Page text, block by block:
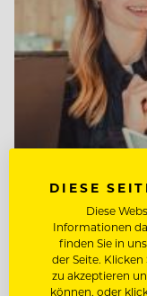
TOP
Tirol
DIESE
Diese
Informationen
finden Sie in
der Seite. Klicken
zu akzeptieren
können, oder